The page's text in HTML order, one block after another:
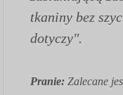
tkaniny bez
dotyczy".
Pranie: Zalecane